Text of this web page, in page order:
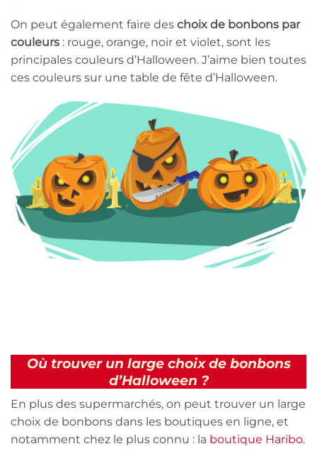
On peut également faire des choix de bonbons par
couleurs : rouge, orange, noir et violet, sont les
principales couleurs d’Halloween. J’aime bien toutes
ces couleurs sur une table de fête d’Halloween.
Où trouver un large choix de bonbons
d’Halloween ?
En plus des supermarchés, on peut trouver un large
choix de bonbons dans les boutiques en ligne, et
notamment chez le plus connu : la boutique Haribo.